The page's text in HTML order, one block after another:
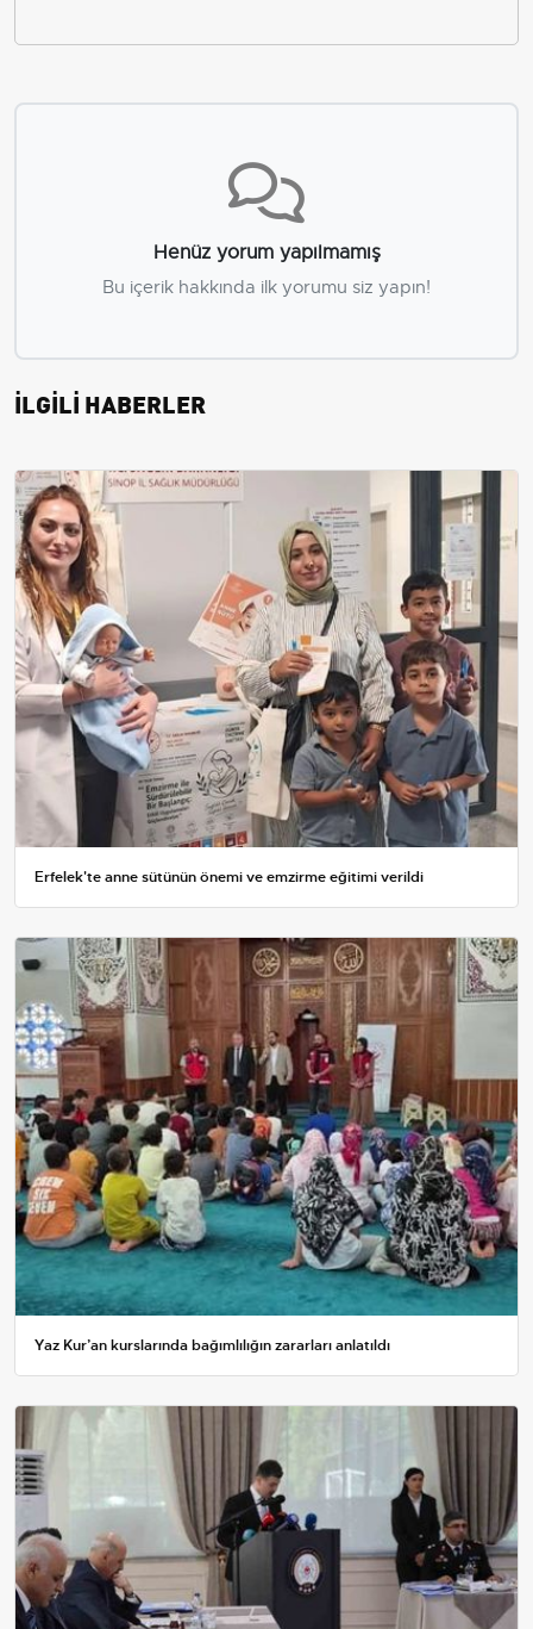
Henüz yorum yapılmamış
Bu içerik hakkında ilk yorumu siz yapın!
İLGİLİ HABERLER
Erfelek'te anne sütünün önemi ve emzirme eğitimi verildi
Yaz Kur’an kurslarında bağımlılığın zararları anlatıldı